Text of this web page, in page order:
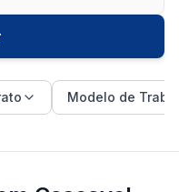
Modelo de